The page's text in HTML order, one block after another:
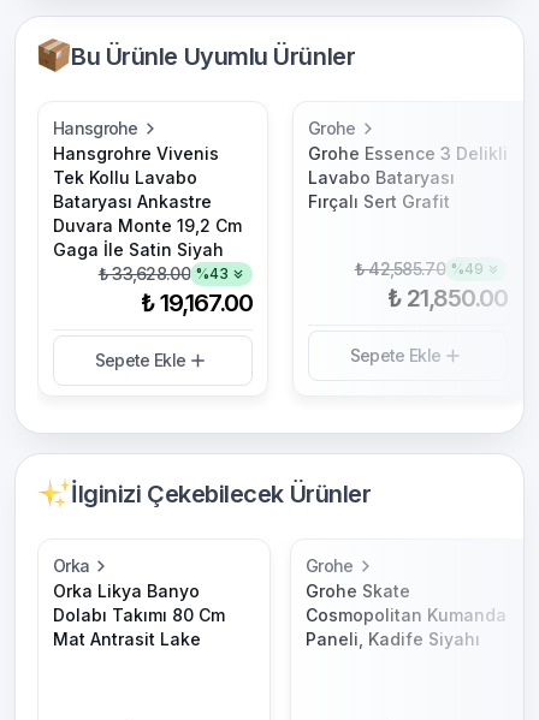
Bu Ürünle Uyumlu Ürünler
Hansgrohe
Hansgrohre Vivenis
Tek Kollu Lavabo
Bataryası Ankastre
Duvara Monte 19,2 Cm
Gaga İle Satin Siyah
₺ 33,628.00 %43
₺ 19,167.00
Sepete Ekle
Grohe
Grohe Essence 3 Delikli
Lavabo Bataryası
Fırçalı Sert Grafit
₺ 42,585.70 %49
₺ 21,850.00
Sepete Ekle
İlginizi Çekebilecek Ürünler
Orka
Orka Likya Banyo
Dolabı Takımı 80 Cm
Mat Antrasit Lake
Grohe
Grohe Skate
Cosmopolitan Kumanda
Paneli, Kadife Siyahı